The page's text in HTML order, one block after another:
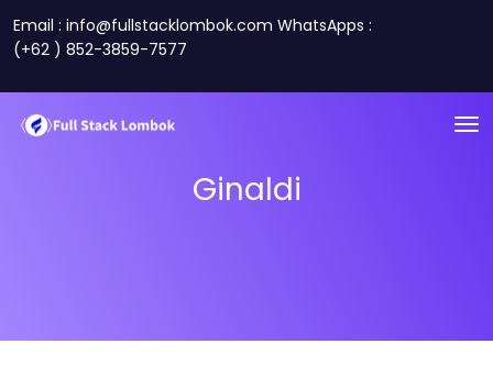
Email : info@fullstacklombok.com WhatsApps :
(+62 ) 852-3859-7577
Ginaldi